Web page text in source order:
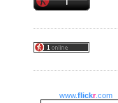
www.flickr.com